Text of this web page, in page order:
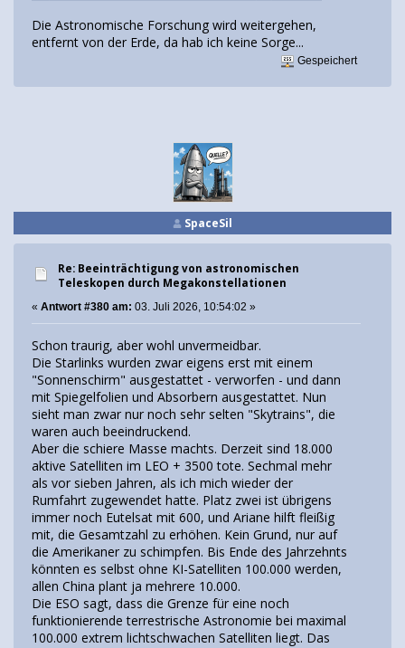
Die Astronomische Forschung wird weitergehen,
entfernt von der Erde, da hab ich keine Sorge...
Gespeichert
SpaceSil
Re: Beeinträchtigung von astronomischen
Teleskopen durch Megakonstellationen
« Antwort #380 am: 03. Juli 2026, 10:54:02 »
Schon traurig, aber wohl unvermeidbar.
Die Starlinks wurden zwar eigens erst mit einem
"Sonnenschirm" ausgestattet - verworfen - und dann
mit Spiegelfolien und Absorbern ausgestattet. Nun
sieht man zwar nur noch sehr selten "Skytrains", die
waren auch beeindruckend.
Aber die schiere Masse machts. Derzeit sind 18.000
aktive Satelliten im LEO + 3500 tote. Sechmal mehr
als vor sieben Jahren, als ich mich wieder der
Rumfahrt zugewendet hatte. Platz zwei ist übrigens
immer noch Eutelsat mit 600, und Ariane hilft fleißig
mit, die Gesamtzahl zu erhöhen. Kein Grund, nur auf
die Amerikaner zu schimpfen. Bis Ende des Jahrzehnts
könnten es selbst ohne KI-Satelliten 100.000 werden,
allen China plant ja mehrere 10.000.
Die ESO sagt, dass die Grenze für eine noch
funktionierende terrestrische Astronomie bei maximal
100.000 extrem lichtschwachen Satelliten liegt. Das